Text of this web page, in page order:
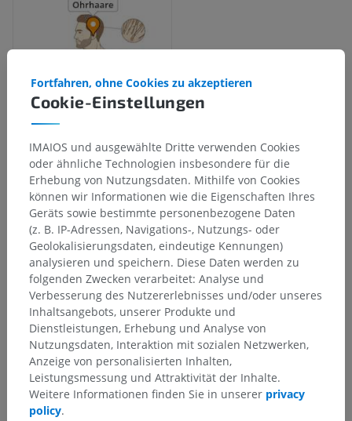
Anatomische Hierarchie
Anatomie des Menschen 2
Menschlicher Körper> Integrierende Systeme
Gemeinsame Hülle> Hautanhänge> Haare>
Ohrhaare
Darunterliegende Strukturen:Für dieses anatomische
Teil gibt es keine zugehörigen Strukturen
Anatomie des Menschen 1
Cookie-Einstellungen
Fortfahren, ohne Cookies zu akzeptieren
IMAIOS und ausgewählte Dritte verwenden Cookies
oder ähnliche Technologien insbesondere für die
Erhebung von Nutzungsdaten. Mithilfe von Cookies
können wir Informationen wie die Eigenschaften Ihres
Geräts sowie bestimmte personenbezogene Daten
(z. B. IP-Adressen, Navigations-, Nutzungs- oder
Geolokalisierungsdaten, eindeutige Kennungen)
analysieren und speichern. Diese Daten werden zu
folgenden Zwecken verarbeitet: Analyse und
Verbesserung des Nutzererlebnisses und/oder unseres
Inhaltsangebots, unserer Produkte und
Dienstleistungen, Erhebung und Analyse von
Nutzungsdaten, Interaktion mit sozialen Netzwerken,
Anzeige von personalisierten Inhalten,
Leistungsmessung und Attraktivität der Inhalte.
Weitere Informationen finden Sie in unserer privacy
policy.